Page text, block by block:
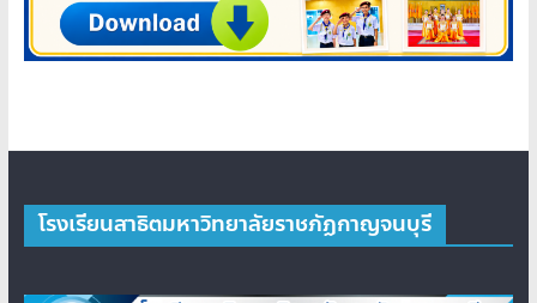
โรงเรียนสาธิตมหาวิทยาลัยราชภัฏกาญจนบุรี